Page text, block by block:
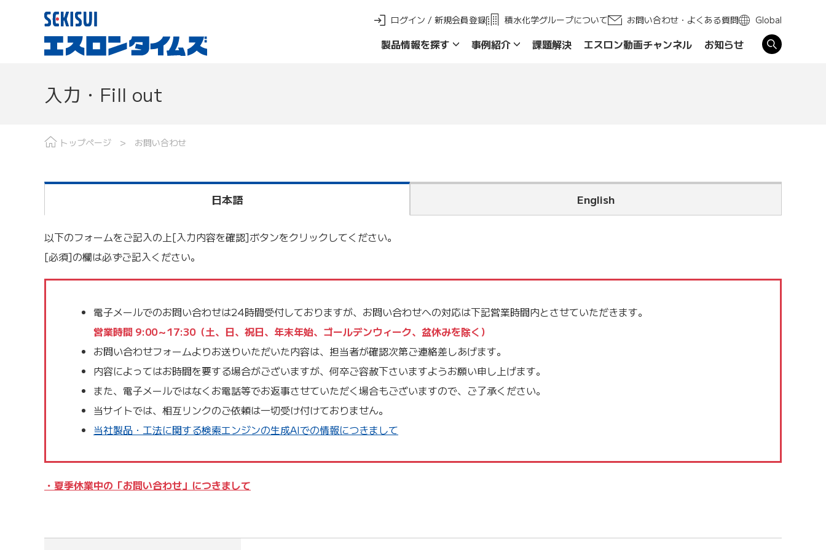
製品情報を探す 事例紹介 課題解決 エスロン動画チャンネル お知らせ
ログイン / 新規会員登録 積水化学グループについて お問い合わせ・よくある質問 Global
入力・Fill out
トップページ お問い合わせ
日本語 English
以下のフォームをご記入の上[入力内容を確認]ボタンをクリックしてください。
[必須]の欄は必ずご記入ください。
電子メールでのお問い合わせは24時間受付しておりますが、お問い合わせへの対応は下記営業時間内とさせていただきます。
営業時間 9:00～17:30（土、日、祝日、年末年始、ゴールデンウィーク、盆休みを除く）
お問い合わせフォームよりお送りいただいた内容は、担当者が確認次第ご連絡差しあげます。
内容によってはお時間を要する場合がございますが、何卒ご容赦下さいますようお願い申し上げます。
また、電子メールではなくお電話等でお返事させていただく場合もございますので、ご了承ください。
当サイトでは、相互リンクのご依頼は一切受け付けておりません。
当社製品・工法に関する検索エンジンの生成AIでの情報につきまして
・夏季休業中の「お問い合わせ」につきまして